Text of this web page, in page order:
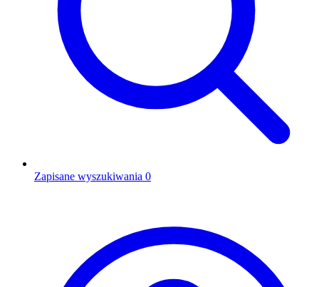
Zapisane wyszukiwania 0